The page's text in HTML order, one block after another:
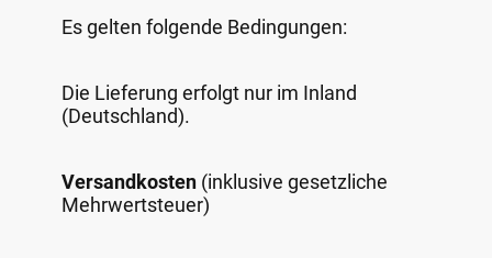
Es gelten folgende Bedingungen:
Die Lieferung erfolgt nur im Inland
(Deutschland).
Versandkosten (inklusive gesetzliche
Mehrwertsteuer)